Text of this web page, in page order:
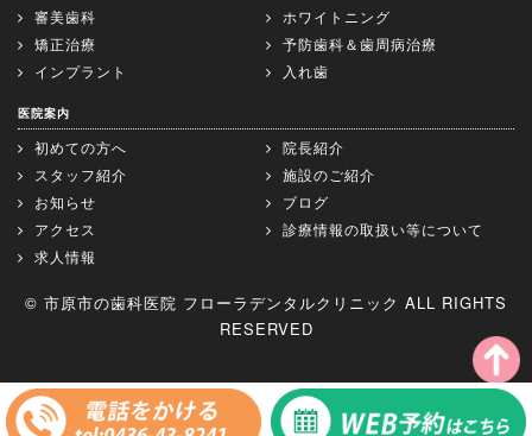
審美歯科
ホワイトニング
矯正治療
予防歯科＆歯周病治療
インプラント
入れ歯
医院案内
初めての方へ
院長紹介
スタッフ紹介
施設のご紹介
お知らせ
ブログ
アクセス
診療情報の取扱い等について
求人情報
© 市原市の歯科医院 フローラデンタルクリニック ALL RIGHTS
RESERVED